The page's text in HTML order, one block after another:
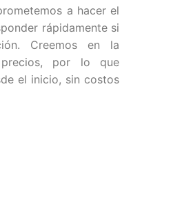
a hacer el
rápidamente si
Creemos en la
por lo que
el inicio, sin costos